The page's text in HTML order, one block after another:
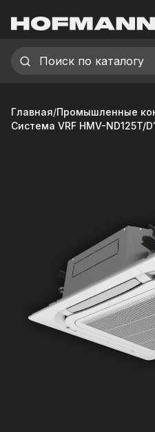
Главная/Промышленные
Система VRF HMV-ND125T/